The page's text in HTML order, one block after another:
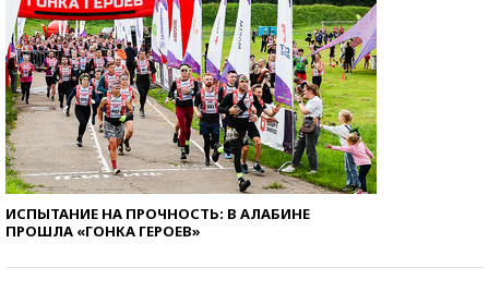
ИСПЫТАНИЕ НА ПРОЧНОСТЬ: В АЛАБИНЕ
ПРОШЛА «ГОНКА ГЕРОЕВ»